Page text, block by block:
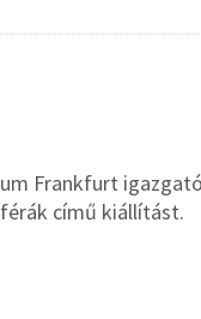
Frankfurt
című kiállítást.